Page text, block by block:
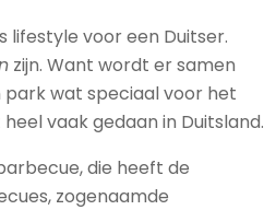
lifestyle voor een Duitser.
zijn. Want wordt er samen
wat speciaal voor het
vaak gedaan in Duitsland.
die heeft de
zogenaamde